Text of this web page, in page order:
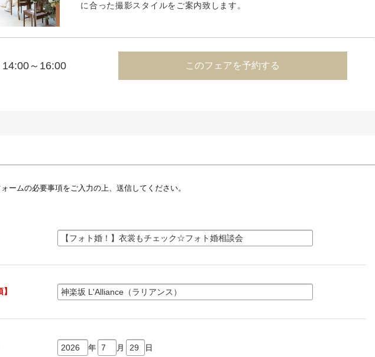
に合った撮影スタイルをご案内致します。
14:00～16:00 このフェアを予約する